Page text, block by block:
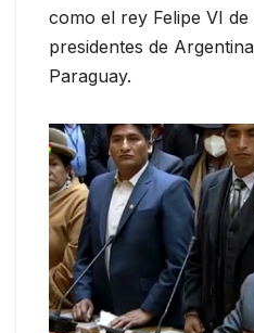
como el rey Felipe VI de
presidentes de
Paraguay.